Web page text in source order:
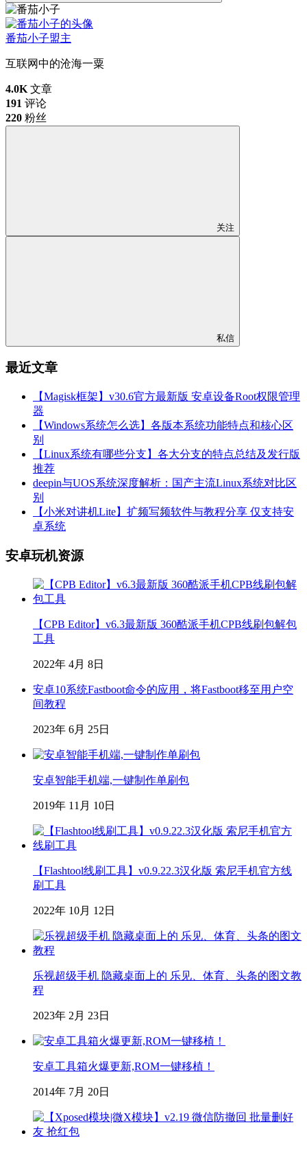
番茄小子盟主
互联网中的沧海一粟
4.0K 文章
191 评论
220 粉丝
关注
私信
最近文章
【Magisk框架】v30.6官方最新版 安卓设备Root权限管理
器
【Windows系统怎么选】各版本系统功能特点和核心区
别
【Linux系统有哪些分支】各大分支的特点总结及发行版
推荐
deepin与UOS系统深度解析：国产主流Linux系统对比区
别
【小米对讲机Lite】扩频写频软件与教程分享 仅支持安
卓系统
安卓玩机资源
【CPB Editor】v6.3最新版 360酷派手机CPB线刷包解包
工具
2022年 4月 8日
安卓10系统Fastboot命令的应用，将Fastboot移至用户空
间教程
2023年 6月 25日
安卓智能手机端,一键制作单刷包
2019年 11月 10日
【Flashtool线刷工具】v0.9.22.3汉化版 索尼手机官方线
刷工具
2022年 10月 12日
乐视超级手机 隐藏桌面上的 乐见、体育、头条的图文教
程
2023年 2月 23日
安卓工具箱火爆更新,ROM一键移植！
2014年 7月 20日